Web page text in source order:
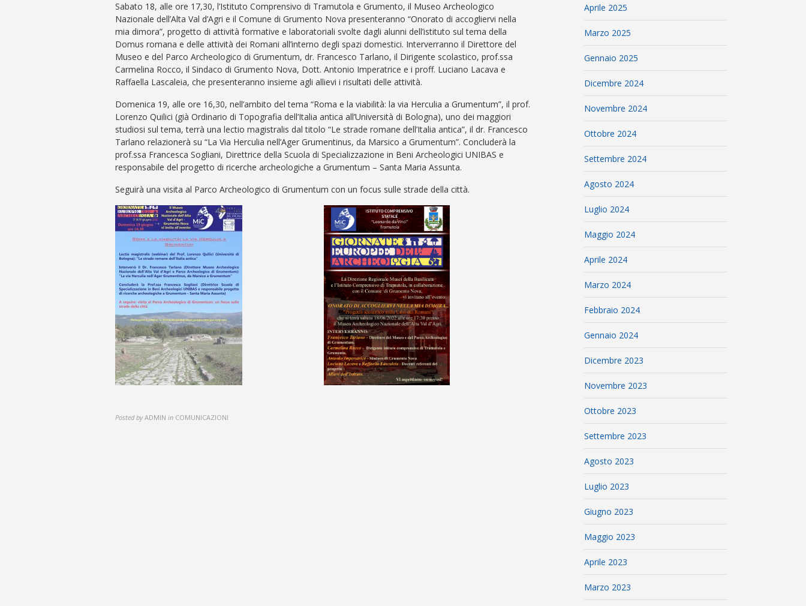
Sabato 18, alle ore 17,30, l’Istituto Comprensivo di Tramutola e Grumento, il Museo Archeologico
Nazionale dell’Alta Val d’Agri e il Comune di Grumento Nova presenteranno “Onorato di accogliervi nella
mia dimora”, progetto di attività formative e laboratoriali svolte dagli alunni dell’istituto sul tema della
Domus romana e delle attività dei Romani all’interno degli spazi domestici. Interverranno il Direttore del
Museo e del Parco Archeologico di Grumentum, dr. Francesco Tarlano, il Dirigente scolastico, prof.ssa
Carmelina Rocco, il Sindaco di Grumento Nova, Dott. Antonio Imperatrice e i proff. Luciano Lacava e
Raffaella Lascaleia, che presenteranno insieme agli allievi i risultati delle attività.
Domenica 19, alle ore 16,30, nell’ambito del tema “Roma e la viabilità: la via Herculia a Grumentum”, il prof.
Lorenzo Quilici (già Ordinario di Topografia dell’Italia antica all’Università di Bologna), uno dei maggiori
studiosi sul tema, terrà una lectio magistralis dal titolo “Le strade romane dell’Italia antica”, il dr. Francesco
Tarlano relazionerà su “La Via Herculia nell’Ager Grumentinus, da Marsico a Grumentum”. Concluderà la
prof.ssa Francesca Sogliani, Direttrice della Scuola di Specializzazione in Beni Archeologici UNIBAS e
responsabile del progetto di ricerche archeologiche a Grumentum – Santa Maria Assunta.
Seguirà una visita al Parco Archeologico di Grumentum con un focus sulle strade della città.
Posted by ADMIN in COMUNICAZIONI
Aprile 2025
Marzo 2025
Gennaio 2025
Dicembre 2024
Novembre 2024
Ottobre 2024
Settembre 2024
Agosto 2024
Luglio 2024
Maggio 2024
Aprile 2024
Marzo 2024
Febbraio 2024
Gennaio 2024
Dicembre 2023
Novembre 2023
Ottobre 2023
Settembre 2023
Agosto 2023
Luglio 2023
Giugno 2023
Maggio 2023
Aprile 2023
Marzo 2023